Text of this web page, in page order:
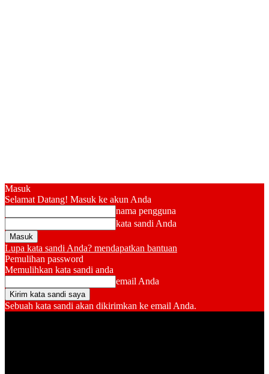
Masuk
Selamat Datang! Masuk ke akun Anda
nama pengguna
kata sandi Anda
Lupa kata sandi Anda? mendapatkan bantuan
Pemulihan password
Memulihkan kata sandi anda
email Anda
Sebuah kata sandi akan dikirimkan ke email Anda.